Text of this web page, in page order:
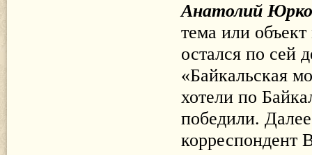
Анатолий
тема или объект
остался по сей
«Байкальская
хотели по
победили.
корреспондент